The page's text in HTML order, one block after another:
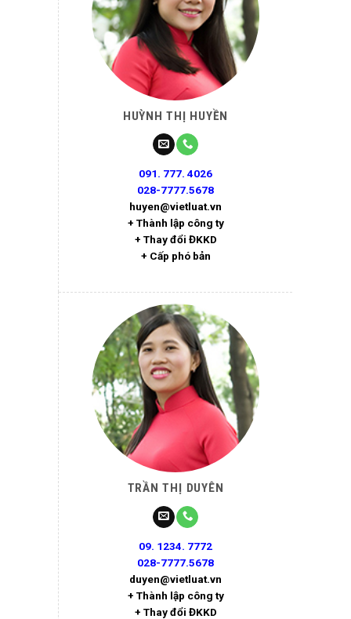
HUỲNH THỊ HUYỀN
091. 777. 4026
028-7777.5678
huyen@vietluat.vn
+ Thành lập công ty
+ Thay đổi ĐKKD
+ Cấp phó bản
TRẦN THỊ DUYÊN
09. 1234. 7772
028-7777.5678
duyen@vietluat.vn
+ Thành lập công ty
+ Thay đổi ĐKKD